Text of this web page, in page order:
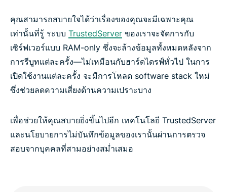
คุณสามารถสบายใจได้ว่าเรื่องของคุณจะมีเฉพาะคุณ
เท่านั้นที่รู้ ระบบ TrustedServer ของเราจะจัดการกับ
เซิร์ฟเวอร์แบบ RAM-only ซึ่งจะล้างข้อมูลทั้งหมดหลังจาก
การรีบูทแต่ละครั้ง—ไม่เหมือนกับฮาร์ดไดรฟ์ทั่วไป ในการ
เปิดใช้งานแต่ละครั้ง จะมีการโหลด software stack ใหม่
ซึ่งช่วยลดความเสี่ยงด้านความเปราะบาง
เพื่อช่วยให้คุณสบายยิ่งขึ้นไปอีก เทคโนโลยี TrustedServer
และนโยบายการไม่บันทึกข้อมูลของเรานั้นผ่านการตรวจ
สอบจากบุคคลที่สามอย่างสม่ำเสมอ